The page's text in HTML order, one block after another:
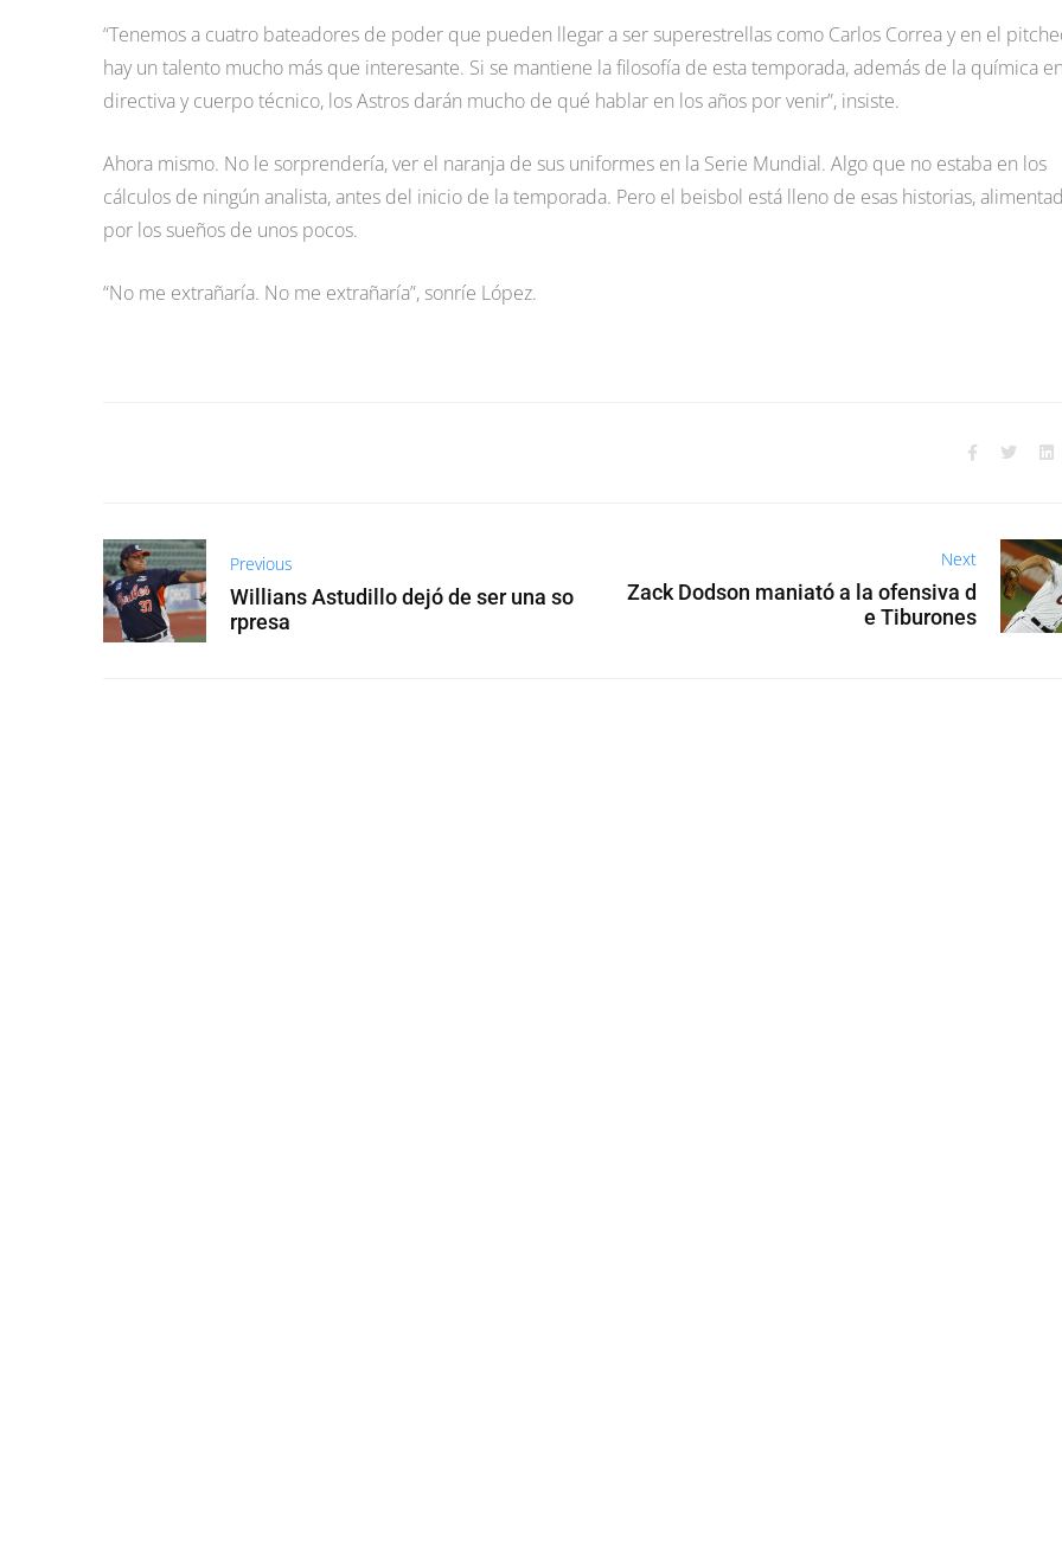
“Tenemos a cuatro bateadores de poder que pueden llegar a ser superestrellas como Carlos Correa y en el
hay un talento mucho más que interesante. Si se mantiene la filosofía de esta temporada, además de la química
directiva y cuerpo técnico, los Astros darán mucho de qué hablar en los años por venir”, insiste.
Ahora mismo. No le sorprendería, ver el naranja de sus uniformes en la Serie Mundial. Algo que no estaba en los
cálculos de ningún analista, antes del inicio de la temporada. Pero el beisbol está lleno de esas historias,
por los sueños de unos pocos.
“No me extrañaría. No me extrañaría”, sonríe López.
Previous
Willians Astudillo dejó de ser una so
rpresa
Next
Zack Dodson maniató a la ofensiva d
e Tiburones